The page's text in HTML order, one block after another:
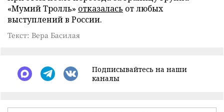
«Мумий Тролль» отказалась от любых
выступлений в России.
Текст: Вера Басилая
Подписывайтесь на наши
каналы